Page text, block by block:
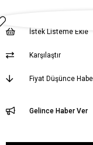
İstek Listeme Ekle
Karşılaştır
Fiyat Düşünce
Gelince Haber Ver